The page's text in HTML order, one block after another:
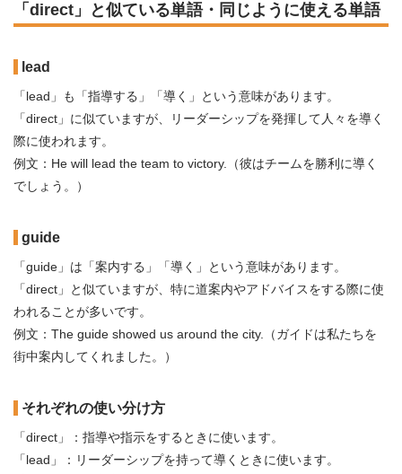
「direct」と似ている単語・同じように使える単語
lead
「lead」も「指導する」「導く」という意味があります。
「direct」に似ていますが、リーダーシップを発揮して人々を導く
際に使われます。
例文：He will lead the team to victory.（彼はチームを勝利に導く
でしょう。）
guide
「guide」は「案内する」「導く」という意味があります。
「direct」と似ていますが、特に道案内やアドバイスをする際に使
われることが多いです。
例文：The guide showed us around the city.（ガイドは私たちを
街中案内してくれました。）
それぞれの使い分け方
「direct」：指導や指示をするときに使います。
「lead」：リーダーシップを持って導くときに使います。